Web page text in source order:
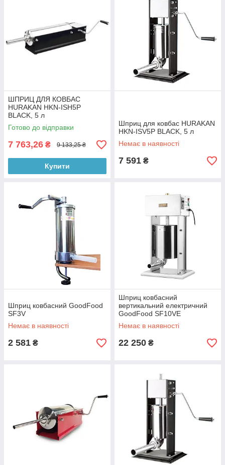
ШПРИЦ ДЛЯ КОВБАС
HURAKAN HKN-ISH5P
BLACK, 5 л
Готово до відправки
7 763,26 ₴ 9 133,25 ₴
Купити
Шприц для ковбас HURAKAN
HKN-ISV5P BLACK, 5 л
Немає в наявності
7 591 ₴
Шприц ковбасний GoodFood
SF3V
Немає в наявності
2 581 ₴
Шприц ковбасний
вертикальний електричний
GoodFood SF10VE
Немає в наявності
22 250 ₴